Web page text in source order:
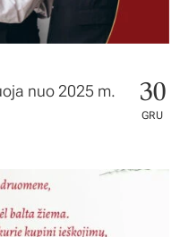
nuo 2025 m.
30
GRU